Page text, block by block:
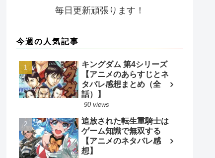
毎日更新頑張ります！
今週の人気記事
キングダム 第4シリーズ
【アニメのあらすじとネ
タバレ感想まとめ（全
話）】
90 views
追放された転生重騎士は
ゲーム知識で無双する
【アニメのネタバレ感
想】